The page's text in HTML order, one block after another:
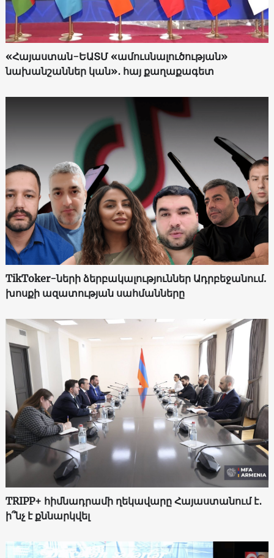
«Հայաստան-ԵԱՏՄ «ամուսնալուծության»
նախանշաններ կան»․ հայ քաղաքագետ
TikToker-ների ձերբակալություններ Ադրբեջանում.
խոսքի ազատության սահմանները
TRIPP+ հիմնադրամի ղեկավարը Հայաստանում է․
ի՞նչ է քննարկվել